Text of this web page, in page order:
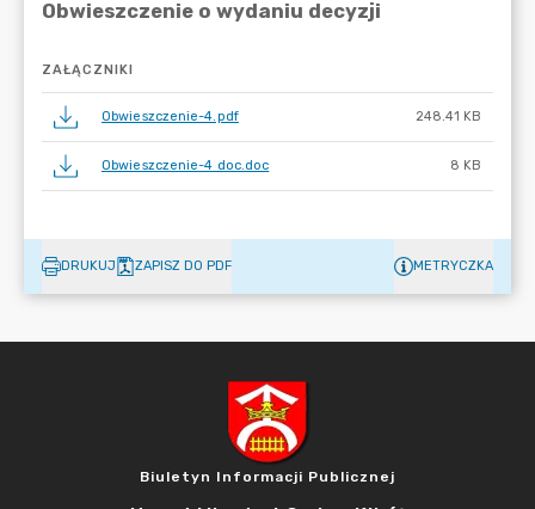
ZAŁĄCZNIKI
Obwieszczenie-4.pdf 248.41 KB
Obwieszczenie-4 doc.doc 8 KB
DRUKUJ ZAPISZ DO PDF METRYCZKA
Biuletyn Informacji Publicznej